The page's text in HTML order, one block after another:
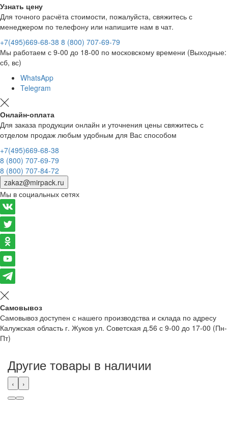
Узнать цену
Для точного расчёта стоимости, пожалуйста, свяжитесь с
менеджером по телефону или напишите нам в чат.
+7(495)669-68-38 8 (800) 707-69-79
Мы работаем с 9-00 до 18-00 по московскому времени (Выходные:
сб, вс)
WhatsApp
Telegram
Онлайн-оплата
Для заказа продукции онлайн и уточнения цены свяжитесь с
отделом продаж любым удобным для Вас способом
+7(495)669-68-38
8 (800) 707-69-79
8 (800) 707-84-72
zakaz@mirpack.ru
Мы в социальных сетях
Самовывоз
Самовывоз доступен с нашего производства и склада по адресу
Калужская область г. Жуков ул. Советская д.56 с 9-00 до 17-00 (Пн-
Пт)
Другие товары в наличии
‹ ›